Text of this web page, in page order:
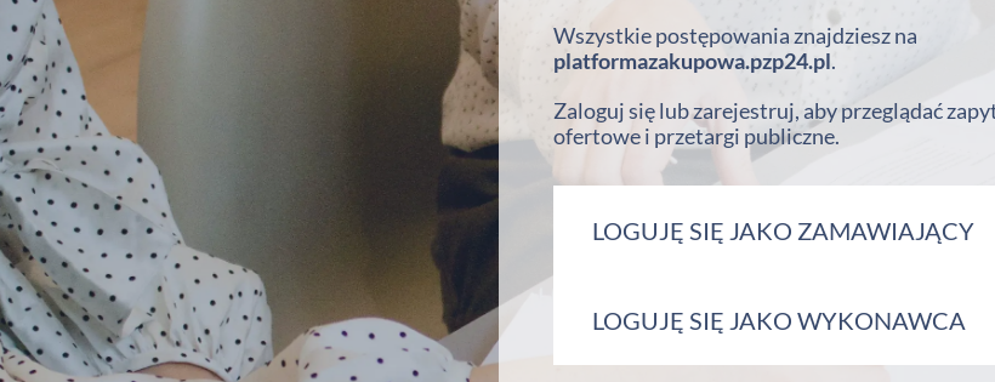
Wszystkie postępowania znajdziesz na
platformazakupowa.pzp24.pl.
Zaloguj się lub zarejestruj, aby przeglądać
ofertowe i przetargi publiczne.
LOGUJĘ SIĘ JAKO ZAMAWIAJĄCY
LOGUJĘ SIĘ JAKO WYKONAWCA